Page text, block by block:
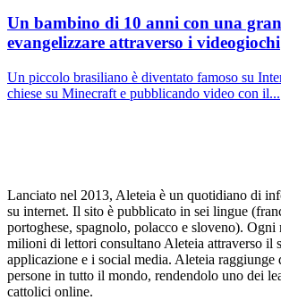
Un bambino di 10 anni con una
evangelizzare attraverso i videogiochi
Un piccolo brasiliano è diventato famoso su
chiese su Minecraft e pubblicando video con il...
Lanciato nel 2013, Aleteia è un quotidiano di
su internet. Il sito è pubblicato in sei lingue
portoghese, spagnolo, polacco e sloveno). Ogni
milioni di lettori consultano Aleteia attraverso il
applicazione e i social media. Aleteia
persone in tutto il mondo, rendendolo uno dei
cattolici online.